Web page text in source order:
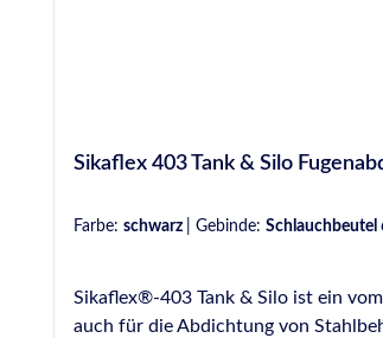
Sikaflex 403 Tank & Silo
Farbe: schwarz Gebinde: Schlauchbeutel
Sikaflex®-403 Tank & Silo ist ein
auch für die Abdichtung von